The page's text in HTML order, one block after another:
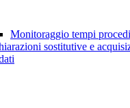
Monitoraggio tempi
sostitutive e